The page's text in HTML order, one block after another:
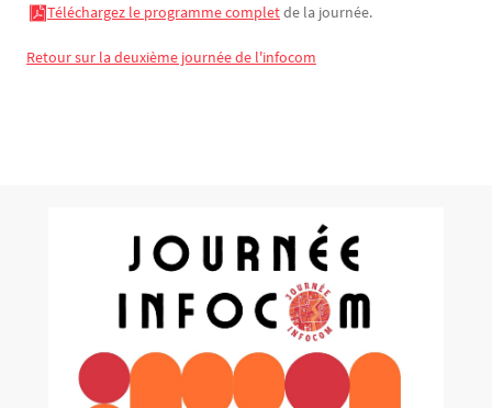
Téléchargez le programme completde la journée.
Retour sur la deuxième journée de l'infocom